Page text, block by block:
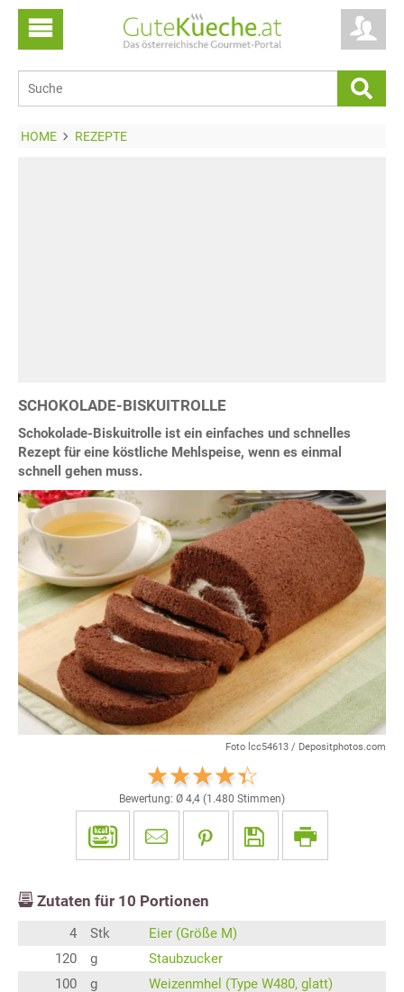
HOME REZEPTE
SCHOKOLADE-BISKUITROLLE
Schokolade-Biskuitrolle ist ein einfaches und schnelles
Rezept für eine köstliche Mehlspeise, wenn es einmal
schnell gehen muss.
Foto lcc54613 / Depositphotos.com
Bewertung: Ø 4,4 (1.480 Stimmen)
Zutaten für 10 Portionen
4 Stk
Eier (Größe M)
120
g
Staubzucker
100
g
Weizenmhel (Type W480, glatt)